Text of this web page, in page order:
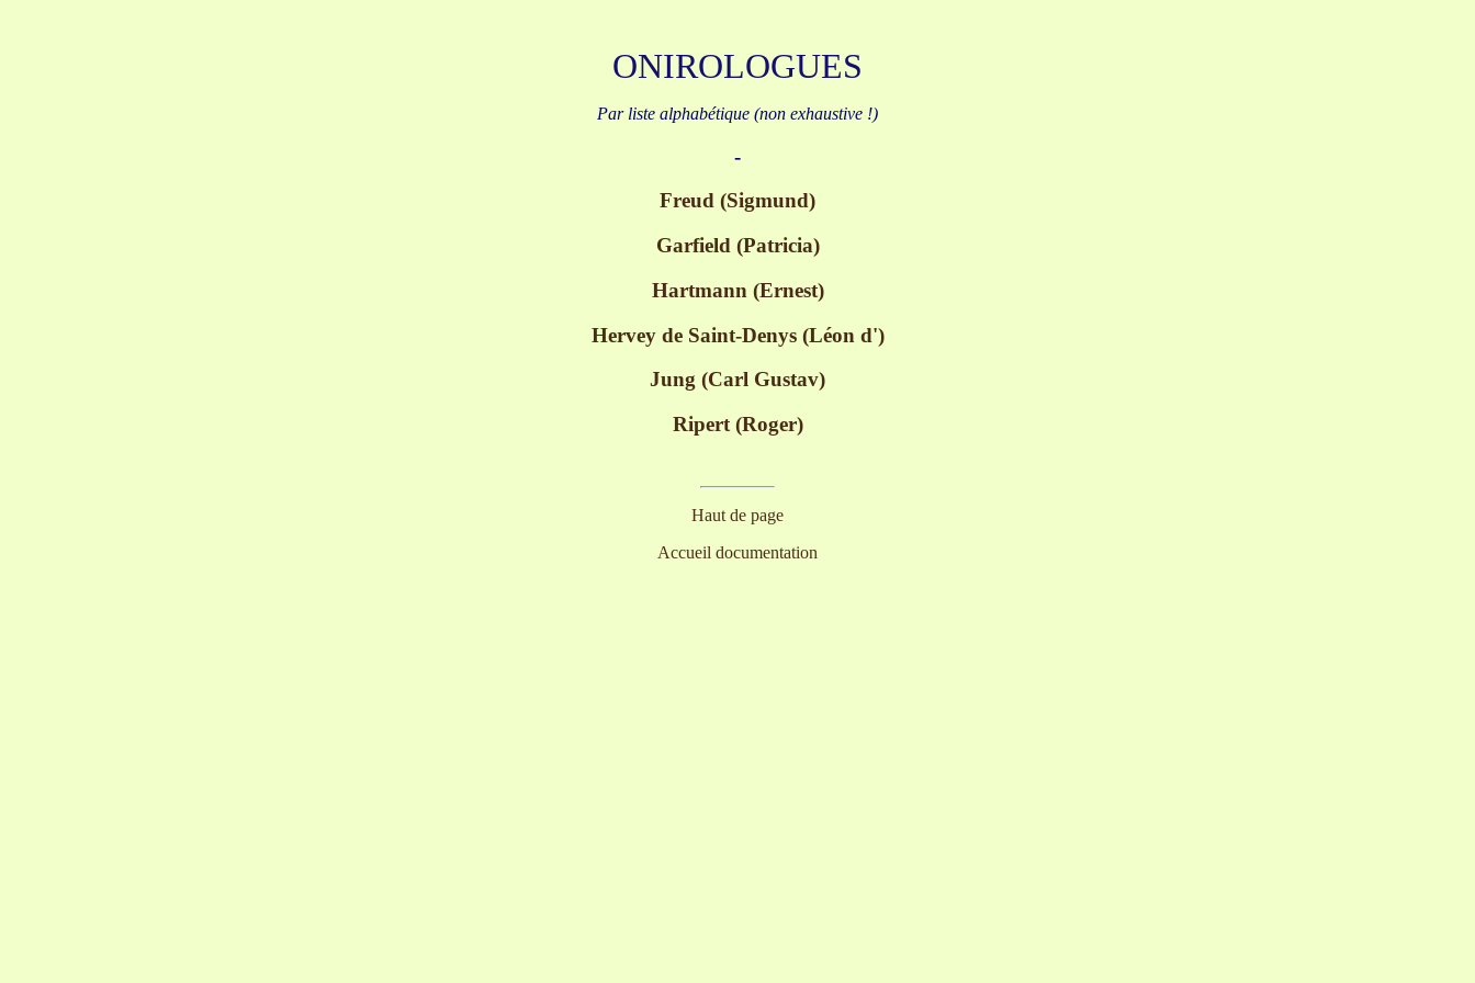
ONIROLOGUES
Par liste alphabétique (non exhaustive !)
-
Freud (Sigmund)
Garfield (Patricia)
Hartmann (Ernest)
Hervey de Saint-Denys (Léon d')
Jung (Carl Gustav)
Ripert (Roger)
Haut de page
Accueil documentation